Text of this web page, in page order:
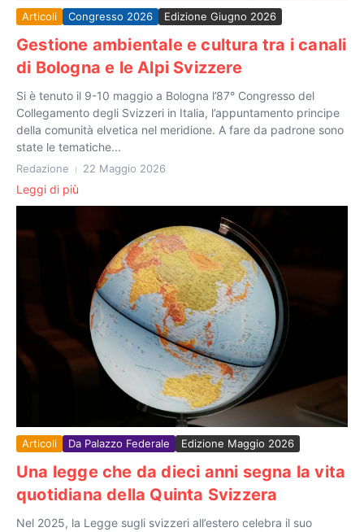
Articoli Congresso 2026 Edizione Giugno 2026
Gestione ambientale e cultura tra i canali
di Bologna e le Alpi Svizzere
Si è tenuto il 9-10 maggio a Bologna l’87° Congresso del
Collegamento degli Svizzeri in Italia, l’appuntamento principe
della comunità elvetica nel meridione. A fare da padrone sono
state le tematiche...
Redazione 22 Maggio 2026
Leggi di più
Articoli Da Palazzo Federale Edizione Maggio 2026
Una legge che da dieci anni segna la vita
quotidiana della Quinta Svizzera
Nel 2025, la Legge sugli svizzeri all’estero celebra il suo